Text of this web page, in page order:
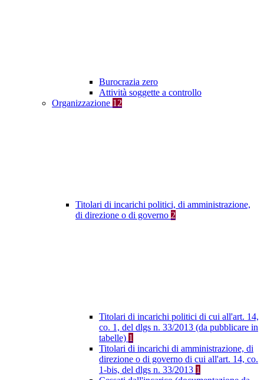
Burocrazia zero
Attività soggette a controllo
Organizzazione 12
Titolari di incarichi politici, di amministrazione,
di direzione o di governo 2
Titolari di incarichi politici di cui all'art. 14,
co. 1, del dlgs n. 33/2013 (da pubblicare in
tabelle) 1
Titolari di incarichi di amministrazione, di
direzione o di governo di cui all'art. 14, co.
1-bis, del dlgs n. 33/2013 1